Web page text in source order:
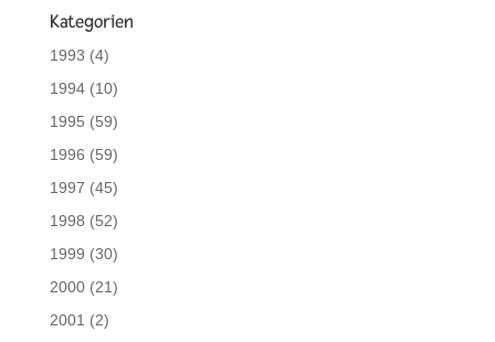
Kategorien
1993 (4)
1994(10)
1995 (59)
1996 (59)
1997 (45)
1998 (52)
1999 (30)
2000(21)
2001 (2)